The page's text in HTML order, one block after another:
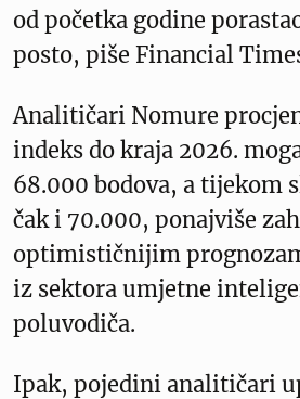
od početka godine
posto, piše Financial
Analitičari Nomure
indeks do kraja 2026.
68.000 bodova, a tijekom
čak i 70.000, ponajviše
optimističnijim
iz sektora umjetne
poluvodiča.
Ipak, pojedini analitičari